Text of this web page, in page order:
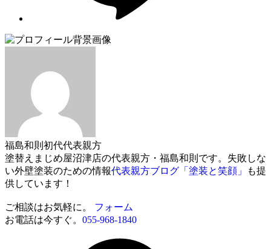
福島和則 初代代表親方
塗替えまじめ屋沼津店の代表親方・福島和則です。失敗しな
い外壁塗装のための情報代表親方ブログ「塗装と笑顔」
も提
供しています！
ご相談はお気軽に。 フォーム
お電話は今すぐ。 055-968-1840